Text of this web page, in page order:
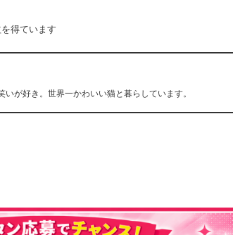
得ています
が好き。世界一かわいい猫と暮らしています。